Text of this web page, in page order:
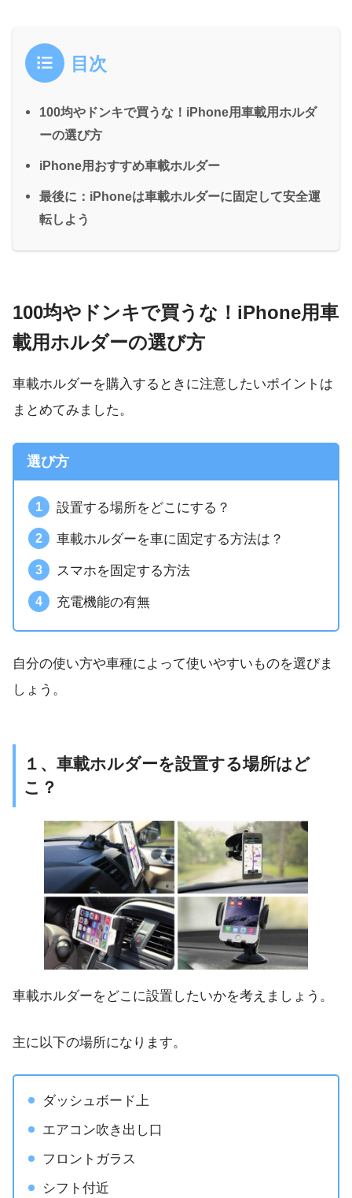
目次
100均やドンキで買うな！iPhone用車載用ホルダ
ーの選び方
iPhone用おすすめ車載ホルダー
最後に：iPhoneは車載ホルダーに固定して安全運
転しよう
100均やドンキで買うな！iPhone用車
載用ホルダーの選び方
車載ホルダーを購入するときに注意したいポイントは
まとめてみました。
選び方
設置する場所をどこにする？
車載ホルダーを車に固定する方法は？
スマホを固定する方法
充電機能の有無
自分の使い方や車種によって使いやすいものを選びま
しょう。
１、車載ホルダーを設置する場所はど
こ？
車載ホルダーをどこに設置したいかを考えましょう。
主に以下の場所になります。
ダッシュボード上
エアコン吹き出し口
フロントガラス
シフト付近